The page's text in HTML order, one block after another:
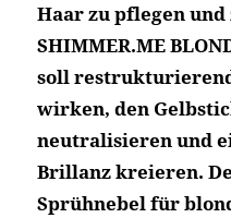
Haar zu pflegen
SHIMMER.ME
soll
wirken, den
neutralisieren und
Brillanz kreieren.
Sprühnebel für